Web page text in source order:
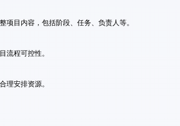
项目内容，包括阶段、任务、负责人等。
流程可控性。
理安排资源。